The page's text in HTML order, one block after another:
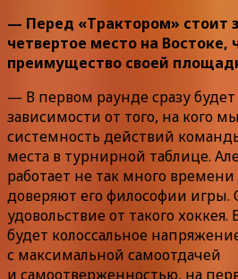
— Перед «Трактором» стоит
четвертое место на Востоке,
преимущество своей
— В первом раунде сразу
зависимости от того, на кого
системность действий
места в турнирной таблице.
работает не так много
доверяют его философии
удовольствие от такого хоккея.
будет колоссальное
с максимальной самоотдачей
и самоотверженностью, на